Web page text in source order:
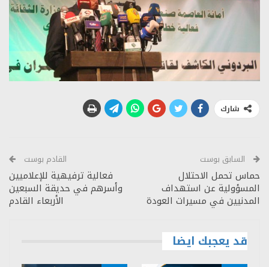
شارك
السابق بوست
حماس تحمل الاحتلال
المسؤولية عن استهداف
المدنيين في مسيرات العودة
القادم بوست
فعالية ترفيهية للإعلاميين
وأسرهم في حديقة السبعين
الأربعاء القادم
قد يعجبك ايضا